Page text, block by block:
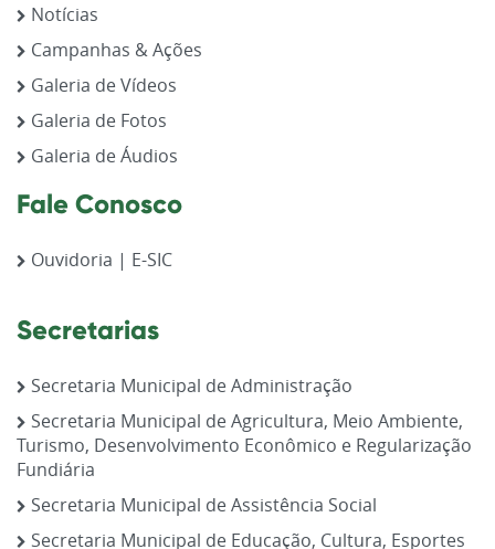
Notícias
Campanhas & Ações
Galeria de Vídeos
Galeria de Fotos
Galeria de Áudios
Fale Conosco
Ouvidoria | E-SIC
Secretarias
Secretaria Municipal de Administração
Secretaria Municipal de Agricultura, Meio Ambiente,
Turismo, Desenvolvimento Econômico e Regularização
Fundiária
Secretaria Municipal de Assistência Social
Secretaria Municipal de Educação, Cultura, Esportes